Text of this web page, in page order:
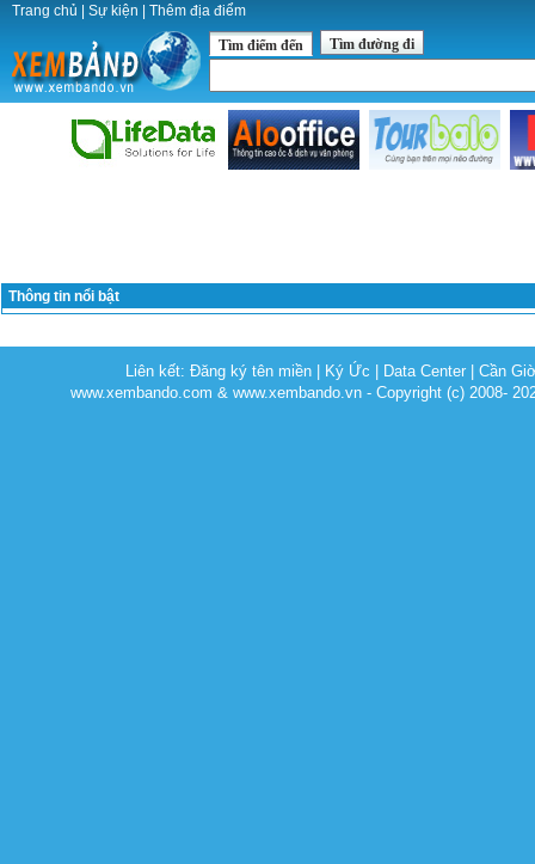
Trang chủ Sự kiện Thêm địa điểm
Tìm điểm đến Tìm đường đi
Thông tin nổi bật
Liên kết:Đăng ký tên miền Ký Ức Data Center |Cần
www.xembando.com & www.xembando.vn - Copyright (c) 2008-